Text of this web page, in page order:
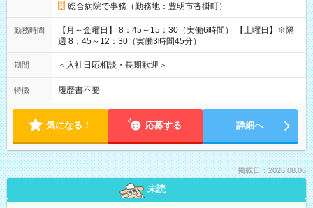
総合病院で事務（勤務地：豊明市沓掛町）
勤務時間
【月～金曜日】 8：45～15：30（実働6時間） 【土曜日】※隔
週 8：45～12：30（実働3時間45分）
期間 ＜入社日応相談・長期歓迎＞
特徴 履歴書不要
気になる！ 応募する 詳細へ
掲載日：2026.08.06
未読